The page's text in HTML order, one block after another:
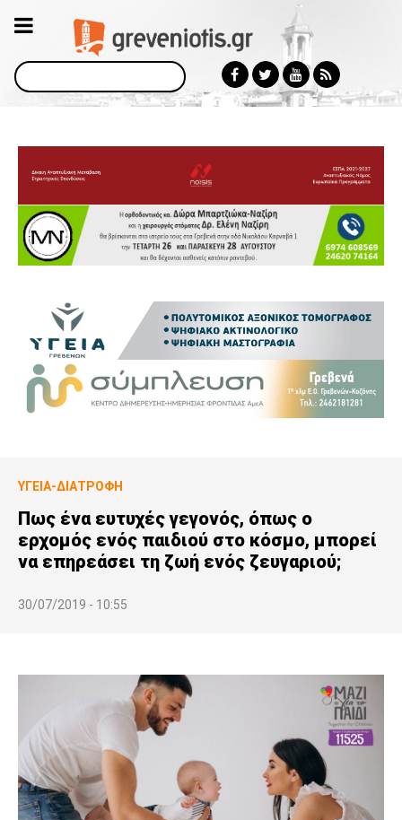
Αναζήτηση
ΥΓΕΊΑ-ΔΙΑΤΡΟΦΉ
Πως ένα ευτυχές γεγονός, όπως ο
ερχομός ενός παιδιού στο κόσμο, μπορεί
να επηρεάσει τη ζωή ενός ζευγαριού;
30/07/2019 - 10:55